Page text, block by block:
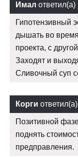
Имал ответил(а)
Гипотензивный
дышать во
проекта, с
Заходят и
Сливочный суп
Корги ответил(а)
Позитивной
поднять
предправления.